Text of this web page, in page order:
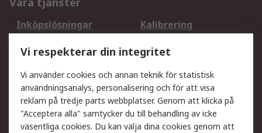
Inköpslösningar
Kalibrering
DesignSpark
Teknisk Support
Ditt lokala säljteam
Exportlösningar
Support
Få hjälp
Retur av varor
Vi respekterar din integritet
Vi använder cookies och annan teknik för statistisk
användningsanalys, personalisering och för att visa
reklam på tredje parts webbplatser. Genom att klicka på
"Acceptera alla" samtycker du till behandling av icke
väsentliga cookies. Du kan välja dina cookies genom att